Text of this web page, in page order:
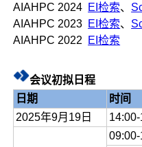
AIAHPC 2024 EI检索、
AIAHPC 2023 EI检索、
AIAHPC 2022
EI检索
会议初拟日程
日期
时间
2025年9月19日